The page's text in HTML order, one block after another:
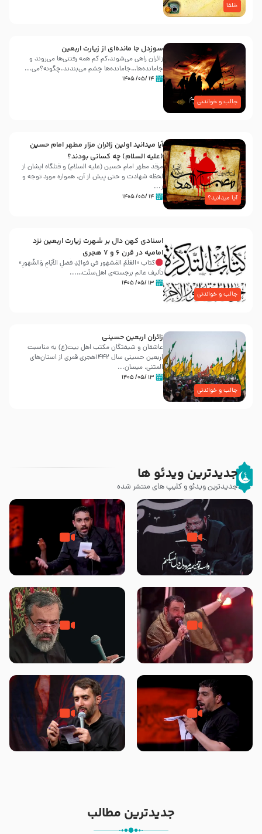
خلفا
جالب و خواندنی
سوزدل جا مانده‌ای از زیارت اربعین
زائران راهی می‌شوند،کم‌ کم همه رفتنی‌ها می‌روند و
جامانده‌ها…جامانده‌ها چشم می‌بندند.چگونه؟می‌...
۱۴ /۰۵/ ۱۴۰۵
آیا میدانید؟
آیا میدانید اولین زائران مزار مطهر امام حسین
(علیه السلام) چه کسانی بودند؟
مرقد مطهر امام حسین (علیه السلام) و قتلگاه ایشان از
لحظه شهادت و حتی پیش از آن، همواره مورد توجه و
ز...
۱۴ /۰۵/ ۱۴۰۵
جالب و خواندنی
اسنادی کهن دال بر شهرت زیارت اربعین نزد
امامیه در قرن ۶ و ۷ هجری
کتاب «العَلَمُ المَشهور في فَوائِدِ فَضلِ الأيّامِ وَالشُّهورِ»
تألیف عالم برجسته‌ی اهل‌سنّت…...
۱۳ /۰۵/ ۱۴۰۵
جالب و خواندنی
زائران اربعین حسینی
عاشقان و شیفتگان مکتب اهل بیت(ع) به مناسبت
اربعین حسینی سال ۱۴۴۲هجری قمری از استان‌های
المثنی، میسان...
۱۳ /۰۵/ ۱۴۰۵
جدیدترین ویدئو ها
جدیدترین ویدئو و کلیپ های منتشر شده
مصداق کربلا – حاج حسین سیب
سرخی
شور ، حسینا! به‌ حق زهرا «أُنْظُرْ
إِلَینا» – عزاداری شب هفتم ماه
جانا جانا ابی عبدالله – کربلایی جواد
مقدم – شب هشتم محرم 1448 –
مادر منم مثل تو خمیدم – حاج
محمود کریمی – شهادت حضرت
هیئت رایة العباس علیه السلام
تک ، عبّاس، صاحب دل‌هاست –
حاج حنیف طاهری – عزاداری شب
من غلام نوکراتم من عاشق کربلاتم
– شور زمینه – شب هفتم – محرم
جدیدترین مطالب